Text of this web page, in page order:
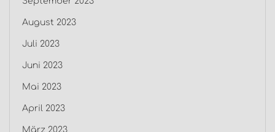
August 2023
Juli 2023
Juni 2023
Mai 2023
April 2023
März 2023